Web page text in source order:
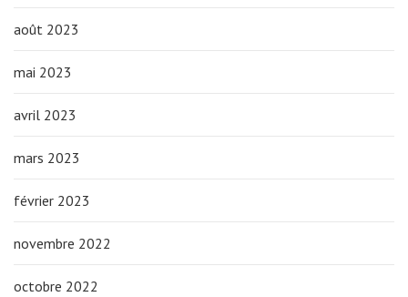
août 2023
mai 2023
avril 2023
mars 2023
février 2023
novembre 2022
octobre 2022